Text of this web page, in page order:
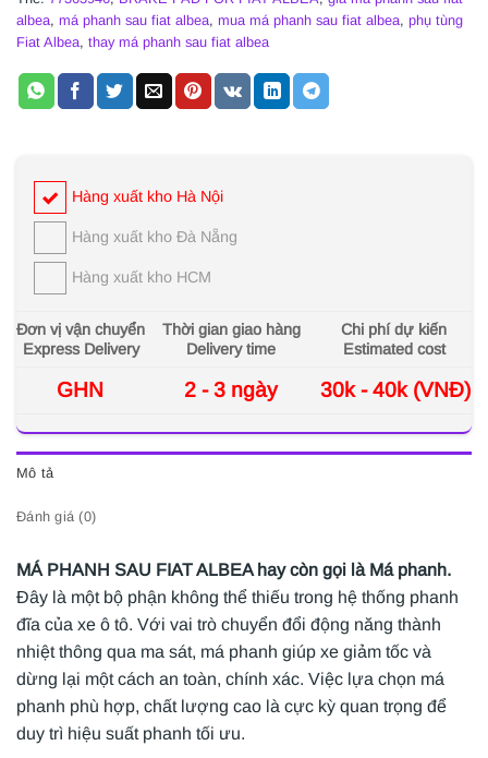
albea, má phanh sau fiat albea, mua má phanh sau fiat albea, phụ tùng
Fiat Albea, thay má phanh sau fiat albea
Hàng xuất kho Hà Nội
Hàng xuất kho Đà Nẵng
Hàng xuất kho HCM
Đơn vị vận chuyển
Express Delivery
Thời gian giao hàng
Delivery time
Chi phí dự kiến
Estimated cost
GHN 2 - 3 ngày 30k - 40k (VNĐ)
Mô tả
Đánh giá (0)
MÁ PHANH SAU FIAT ALBEA hay còn gọi là Má phanh.
Đây là một bộ phận không thể thiếu trong hệ thống phanh
đĩa của xe ô tô. Với vai trò chuyển đổi động năng thành
nhiệt thông qua ma sát, má phanh giúp xe giảm tốc và
dừng lại một cách an toàn, chính xác. Việc lựa chọn má
phanh phù hợp, chất lượng cao là cực kỳ quan trọng để
duy trì hiệu suất phanh tối ưu.